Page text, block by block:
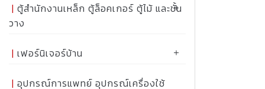
ตู้สำนักงานเหล็ก ตู้ล็อคเกอร์ ตู้ไม้ และชั้น
วาง
เฟอร์นิเจอร์บ้าน
อุปกรณ์การแพทย์ อุปกรณ์เครื่องใช้